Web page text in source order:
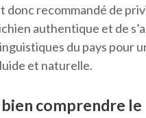
donc recommandé de
authentique et de
du pays pour
et naturelle.
bien comprendre le